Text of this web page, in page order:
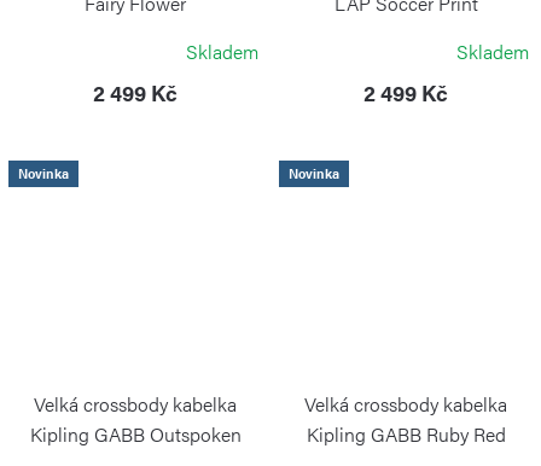
Skladem
2 499 Kč
Skladem
2 499 Kč
Novinka
Velká crossbody kabelka
Kipling GABB Outspoken
Novinka
Velká crossbody kabelka
Kipling GABB Ruby Red